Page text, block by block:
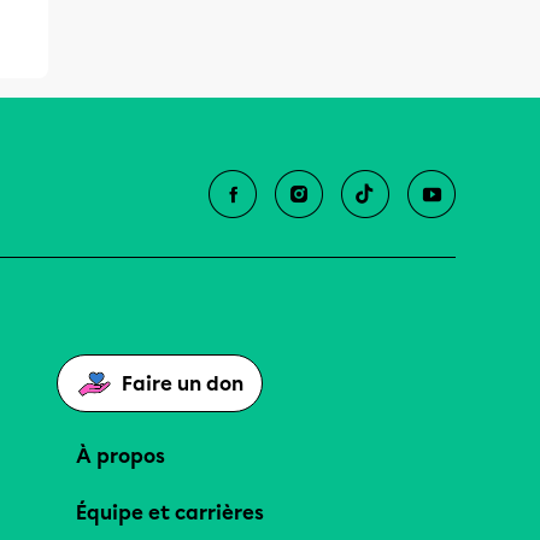
Faire un don
À propos
Équipe et carrières